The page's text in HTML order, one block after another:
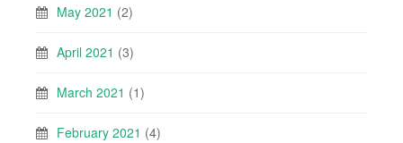
May 2021 (2)
April 2021 (3)
March 2021 (1)
February 2021 (4)